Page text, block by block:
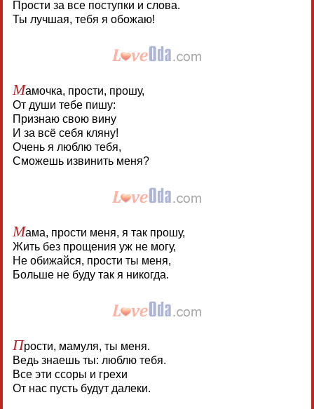
Прости за все поступки и слова.
Ты лучшая, тебя я обожаю!
Мамочка, прости, прошу,
От души тебе пишу:
Признаю свою вину
И за всё себя кляну!
Очень я люблю тебя,
Сможешь извинить меня?
Мама, прости меня, я так прошу,
Жить без прощения уж не могу,
Не обижайся, прости ты меня,
Больше не буду так я никогда.
Прости, мамуля, ты меня.
Ведь знаешь ты: люблю тебя.
Все эти ссоры и грехи
От нас пусть будут далеки.